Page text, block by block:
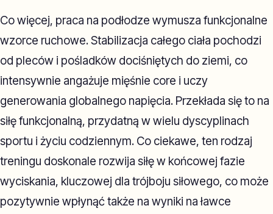
Co więcej, praca na podłodze wymusza funkcjonalne
wzorce ruchowe. Stabilizacja całego ciała pochodzi
od pleców i pośladków dociśniętych do ziemi, co
intensywnie angażuje mięśnie core i uczy
generowania globalnego napięcia. Przekłada się to na
siłę funkcjonalną, przydatną w wielu dyscyplinach
sportu i życiu codziennym. Co ciekawe, ten rodzaj
treningu doskonale rozwija siłę w końcowej fazie
wyciskania, kluczowej dla trójboju siłowego, co może
pozytywnie wpłynąć także na wyniki na ławce